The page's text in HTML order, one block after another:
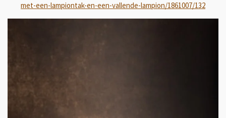
met-een-lampiontak-en-een-vallende-lampion/1861007/132